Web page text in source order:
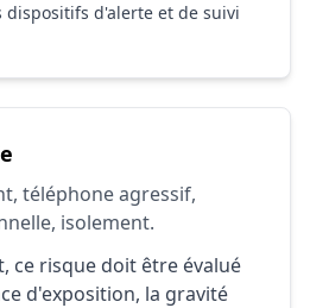
dispositifs d'alerte et de suivi
téléphone agressif,
isolement.
ce risque doit être évalué
d'exposition, la gravité